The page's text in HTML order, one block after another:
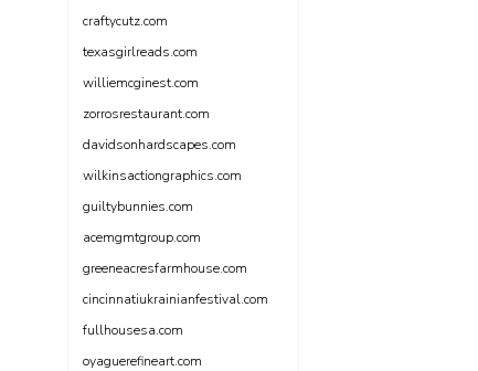
craftycutz.com
texasgirlreads.com
williemcginest.com
zorrosrestaurant.com
davidsonhardscapes.com
wilkinsactiongraphics.com
guiltybunnies.com
acemgmtgroup.com
greeneacresfarmhouse.com
cincinnatiukrainianfestival.com
fullhousesa.com
oyaguerefineart.com